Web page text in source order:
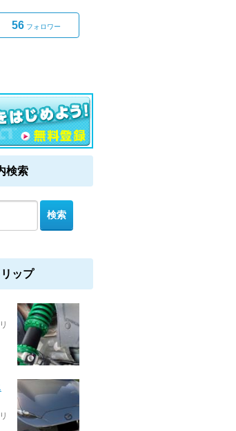
56 フォロワー
検索
ップ